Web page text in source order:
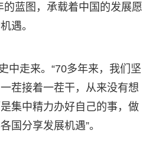
的蓝图，承载着中国的发展愿
遇。
中走来。“70多年来，我们坚
茬接着一茬干，从来没有想
集中精力办好自己的事，做
国分享发展机遇”。